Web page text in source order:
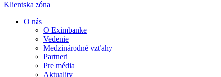
Klientska zóna
O nás
O Eximbanke
Vedenie
Medzinárodné vzťahy
Partneri
Pre média
Aktuality